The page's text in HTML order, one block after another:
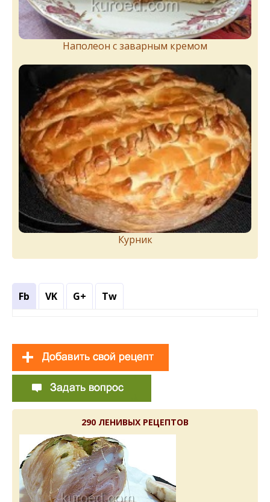
Наполеон с заварным кремом
Курник
Fb VK G+ Tw
290 ЛЕНИВЫХ РЕЦЕПТОВ